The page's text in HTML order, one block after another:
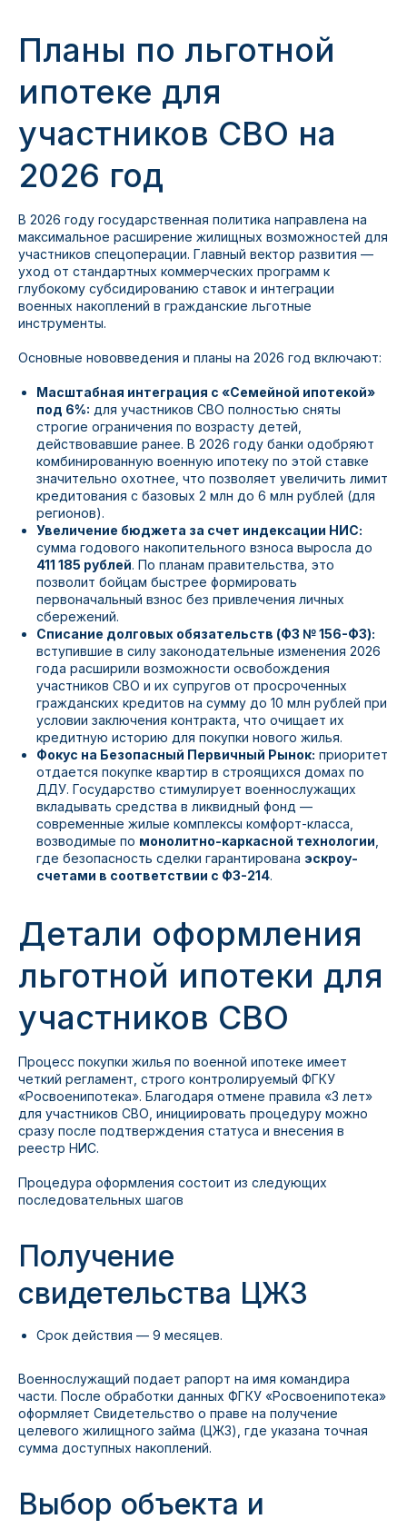
Планы по льготной
ипотеке для
участников СВО на
2026 год
В 2026 году государственная политика направлена на
максимальное расширение жилищных возможностей для
участников спецоперации. Главный вектор развития —
уход от стандартных коммерческих программ к
глубокому субсидированию ставок и интеграции
военных накоплений в гражданские льготные
инструменты.
Основные нововведения и планы на 2026 год включают:
Масштабная интеграция с «Семейной ипотекой»
под 6%: для участников СВО полностью сняты
строгие ограничения по возрасту детей,
действовавшие ранее. В 2026 году банки одобряют
комбинированную военную ипотеку по этой ставке
значительно охотнее, что позволяет увеличить лимит
кредитования с базовых 2 млн до 6 млн рублей (для
регионов).
Увеличение бюджета за счет индексации НИС:
сумма годового накопительного взноса выросла до
411 185 рублей. По планам правительства, это
позволит бойцам быстрее формировать
первоначальный взнос без привлечения личных
сбережений.
Списание долговых обязательств (ФЗ № 156-ФЗ):
вступившие в силу законодательные изменения 2026
года расширили возможности освобождения
участников СВО и их супругов от просроченных
гражданских кредитов на сумму до 10 млн рублей при
условии заключения контракта, что очищает их
кредитную историю для покупки нового жилья.
Фокус на Безопасный Первичный Рынок: приоритет
отдается покупке квартир в строящихся домах по
ДДУ. Государство стимулирует военнослужащих
вкладывать средства в ликвидный фонд —
современные жилые комплексы комфорт-класса,
возводимые по монолитно-каркасной технологии
где безопасность сделки гарантирована эскроу-
счетами в соответствии с ФЗ-214.
Детали оформления
льготной ипотеки для
участников СВО
Процесс покупки жилья по военной ипотеке имеет
четкий регламент, строго контролируемый ФГКУ
«Росвоенипотека». Благодаря отмене правила «3 лет»
для участников СВО, инициировать процедуру можно
сразу после подтверждения статуса и внесения в
реестр НИС.
Процедура оформления состоит из следующих
последовательных шагов
Получение
свидетельства ЦЖЗ
Срок действия — 9 месяцев.
Военнослужащий подает рапорт на имя командира
части. После обработки данных ФГКУ «Росвоенипотека»
оформляет Свидетельство о праве на получение
целевого жилищного займа (ЦЖЗ), где указана точная
сумма доступных накоплений.
Выбор объекта и